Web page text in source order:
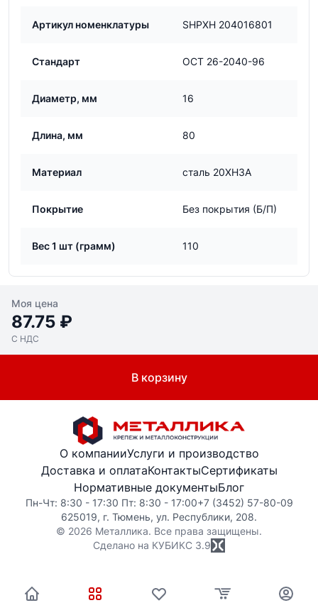
Артикул номенклатуры SHPXH 204016801
Стандарт ОСТ 26-2040-96
Диаметр, мм 16
Длина, мм 80
Материал сталь 20ХН3А
Покрытие Без покрытия (Б/П)
Вес 1 шт (грамм) 110
Моя цена
87.75 ₽
С НДС
В корзину
О компанииУслуги и производство
Доставка и оплатаКонтактыСертификаты
Нормативные документыБлог
Пн-Чт: 8:30 - 17:30 Пт: 8:30 - 17:00+7 (3452) 57-80-09
625019, г. Тюмень, ул. Республики, 208.
© 2026 Металлика. Все права защищены.
Сделано на КУБИКС 3.9